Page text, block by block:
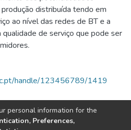
distribuída tendo em
ao nível das redes de BT e a
de serviço que pode ser
handle/123456789/1419
personal information for the
Preferences,